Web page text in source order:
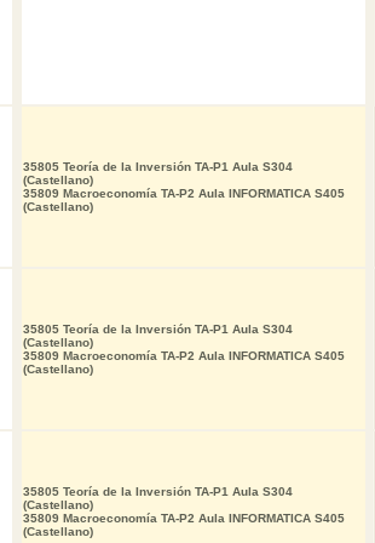
35805 Teoría de la Inversión TA-P1 Aula S304
(Castellano)
35809 Macroeconomía TA-P2 Aula INFORMATICA S405
(Castellano)
35805 Teoría de la Inversión TA-P1 Aula S304
(Castellano)
35809 Macroeconomía TA-P2 Aula INFORMATICA S405
(Castellano)
35805 Teoría de la Inversión TA-P1 Aula S304
(Castellano)
35809 Macroeconomía TA-P2 Aula INFORMATICA S405
(Castellano)